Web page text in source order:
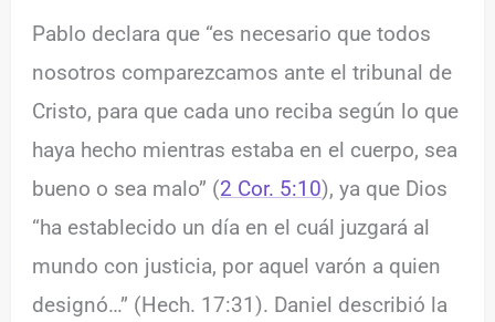
Pablo declara que “es necesario que todos
nosotros comparezcamos ante el tribunal de
Cristo, para que cada uno reciba según lo que
haya hecho mientras estaba en el cuerpo, sea
bueno o sea malo” (2 Cor. 5:10), ya que Dios
“ha establecido un día en el cuál juzgará al
mundo con justicia, por aquel varón a quien
designó…” (Hech. 17:31). Daniel describió la